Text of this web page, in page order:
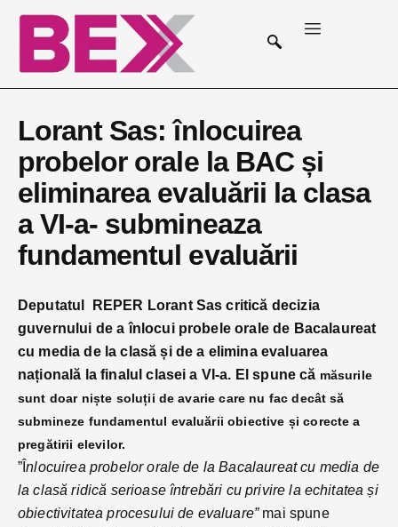
Lorant Sas: înlocuirea
probelor orale la BAC și
eliminarea evaluării la clasa
a VI-a- submineaza
fundamentul evaluării
Deputatul REPER Lorant Sas critică decizia
guvernului de a înlocui probele orale de Bacalaureat
cu media de la clasă și de a elimina evaluarea
națională la finalul clasei a VI-a. El spune că măsurile
sunt doar niște soluții de avarie care nu fac decât să
submineze fundamentul evaluării obiective și corecte a
pregătirii elevilor.
”Înlocuirea probelor orale de la Bacalaureat cu media de
la clasă ridică serioase întrebări cu privire la echitatea și
obiectivitatea procesului de evaluare” mai spune